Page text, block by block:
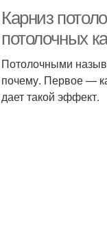
Карниз от
Карниз
потолочных
Потолочными
почему. Первое —
дает такой эффект.